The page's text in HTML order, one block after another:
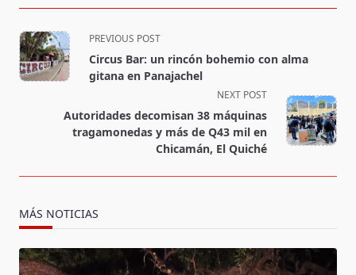
<span
class="nav-
subtitle
text">Page</span>
PREVIOUS POST
Circus Bar: un rincón bohemio con alma
gitana en Panajachel
NEXT POST
Autoridades decomisan 38 máquinas
tragamonedas y más de Q43 mil en
Chicamán, El Quiché
MÁS NOTICIAS